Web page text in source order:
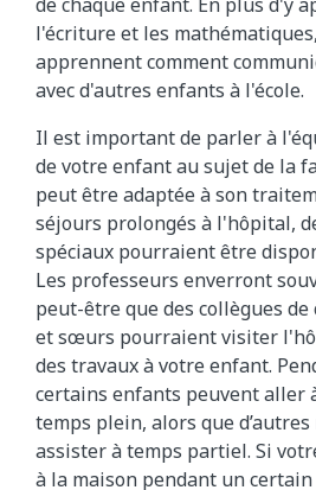
l'écriture et les
apprennent comment
avec d'autres enfants à l'école.
Il est important de parler à
de votre enfant au sujet de la
peut être adaptée à son
séjours prolongés à l'hôpital,
spéciaux pourraient être
Les professeurs enverront
peut-être que des collègues de
et sœurs pourraient visiter
des travaux à votre enfant.
certains enfants peuvent aller
temps plein, alors que
assister à temps partiel. Si
à la maison pendant un